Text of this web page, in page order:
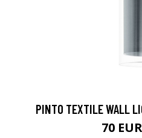
PINTO TEXTILE WALL
70 EUR